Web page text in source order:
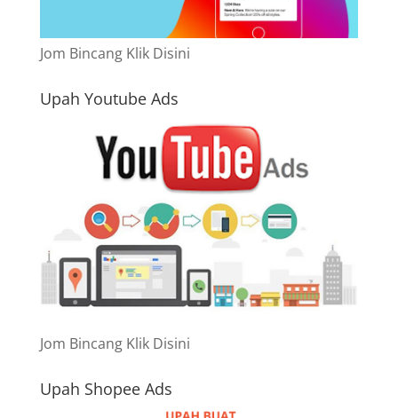
Jom Bincang Klik Disini
Upah Youtube Ads
Jom Bincang Klik Disini
Upah Shopee Ads